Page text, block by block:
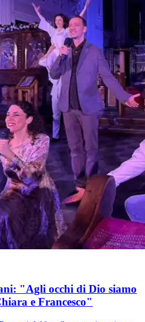
"Agli occhi di Dio siamo
e Francesco"